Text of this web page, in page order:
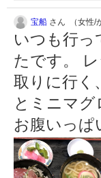
宝船 さん （女性/
いつも行っ
たです。
取りに行く
とミニマ
お腹いっぱ